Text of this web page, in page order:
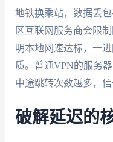
地铁换乘站，数据丢
区互联网服务商会限
明本地网速达标，一
质。普通VPN的服务
中途跳转次数越多，信
破解延迟的